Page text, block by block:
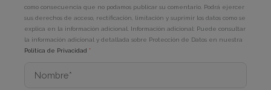
como consecuencia que no podamos publicar su comentario. Podrá ejercer
sus derechos de acceso, rectificación, limitación y suprimir los datos como se
explica en la información adicional. Información adicional: Puede consultar
la información adicional y detallada sobre Protección de Datos en nuestra
Política de Privacidad *
Nombre*